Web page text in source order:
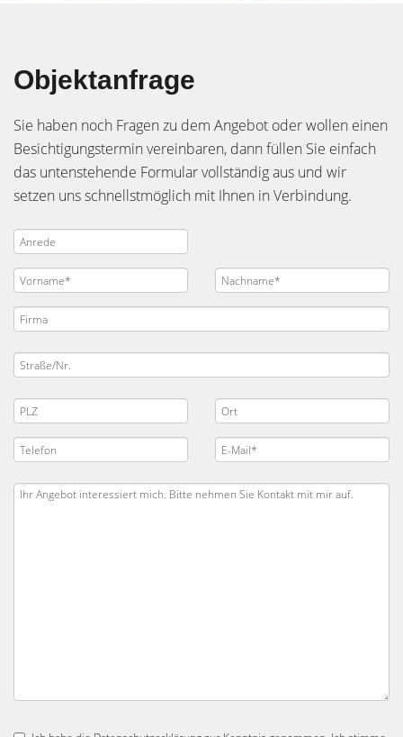
Objektanfrage
Sie haben noch Fragen zu dem Angebot oder wollen einen
Besichtigungstermin vereinbaren, dann füllen Sie einfach
das untenstehende Formular vollständig aus und wir
setzen uns schnellstmöglich mit Ihnen in Verbindung.